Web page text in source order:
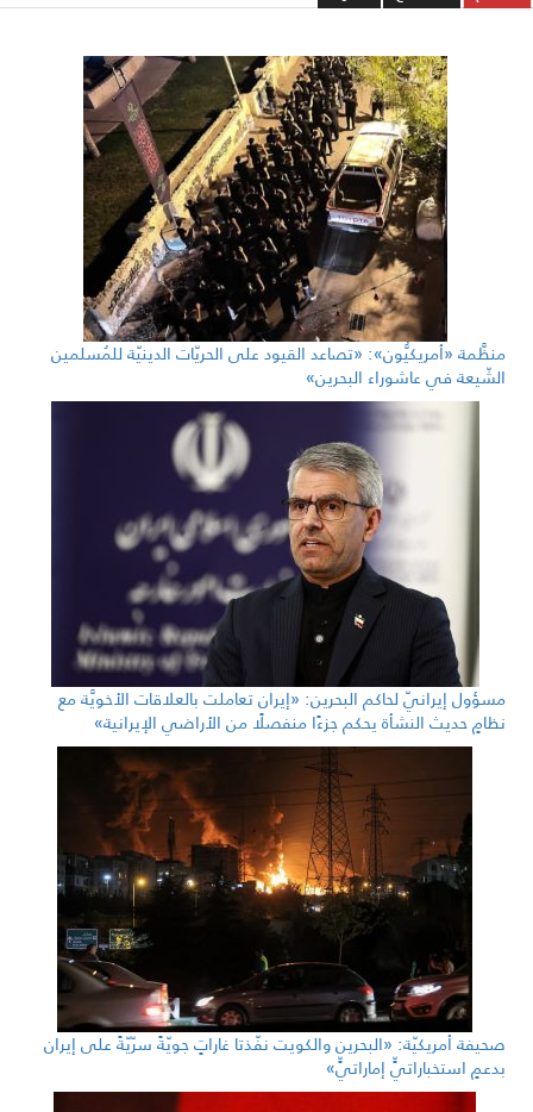
منظَّمة «أمريكيُّون»: «تصاعد القيود على الحريّات الدينيّة للمُسلمين
الشّيعة في عاشوراء البحرين»
مسؤول إيرانيّ لحاكم البحرين: «إيران تعاملت بالعلاقات الأخويَّة مع
نظامٍ حديث النشأة يحكم جزءًا منفصلًا من الأراضي الإيرانية»
صحيفة أمريكيّة: «البحرين والكويت نفّذتا غاراتٍ جويّةً سرّيّةً على إيران
بدعمٍ استخباراتيٍّ إماراتيٍّ»